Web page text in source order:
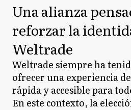
Una alianza
reforzar la
Weltrade
Weltrade siempre ha
ofrecer una experiencia
rápida y accesible para
En este contexto, la